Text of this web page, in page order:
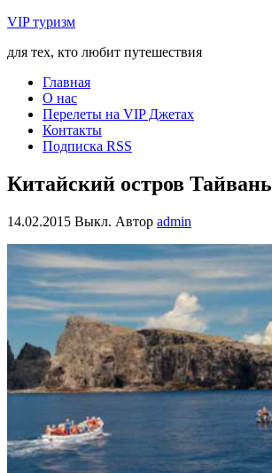
VIP туризм
для тех, кто любит путешествия
Главная
О нас
Перелеты на VIP Джетах
Контакты
Подписка RSS
Китайский остров Тайвань
14.02.2015 Выкл. Автор admin